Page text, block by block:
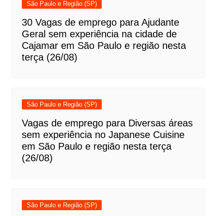
São Paulo e Região (SP)
30 Vagas de emprego para Ajudante
Geral sem experiência na cidade de
Cajamar em São Paulo e região nesta
terça (26/08)
São Paulo e Região (SP)
Vagas de emprego para Diversas áreas
sem experiência no Japanese Cuisine
em São Paulo e região nesta terça
(26/08)
São Paulo e Região (SP)